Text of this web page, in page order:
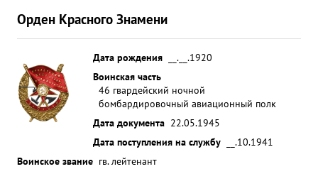
Орден Красного Знамени
Дата рождения
__.__.1920
Воинская часть
46 гвардейский ночной
бомбардировочный авиационный полк
Дата документа 22.05.1945
Дата поступления на службу
__.10.1941
Воинское звание гв. лейтенант